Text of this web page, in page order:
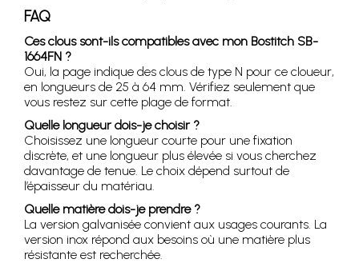
FAQ
Ces clous sont-ils compatibles avec mon Bostitch SB-
1664FN ?
Oui, la page indique des clous de type N pour ce cloueur,
en longueurs de 25 à 64 mm. Vérifiez seulement que
vous restez sur cette plage de format.
Quelle longueur dois-je choisir ?
Choisissez une longueur courte pour une fixation
discrète, et une longueur plus élevée si vous cherchez
davantage de tenue. Le choix dépend surtout de
l’épaisseur du matériau.
Quelle matière dois-je prendre ?
La version galvanisée convient aux usages courants. La
version inox répond aux besoins où une matière plus
résistante est recherchée.